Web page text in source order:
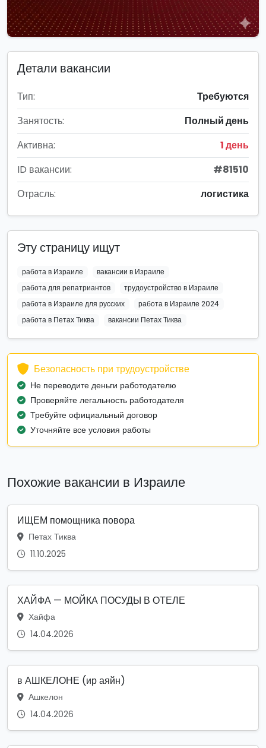
Детали вакансии
Тип:
Требуются
Занятость:
Полный день
Активна:
1 день
ID вакансии:
#81510
Отрасль:
логистика
Эту страницу ищут
работа в Израиле
вакансии в Израиле
работа для репатриантов
трудоустройство в Израиле
работа в Израиле для русских
работа в Израиле 2024
работа в Петах Тиква
вакансии Петах Тиква
Безопасность при трудоустройстве
Не переводите деньги работодателю
Проверяйте легальность работодателя
Требуйте официальный договор
Уточняйте все условия работы
Похожие вакансии в Израиле
ИЩЕМ помощника повора
Петах Тиква
11.10.2025
ХАЙФА — МОЙКА ПОСУДЫ В ОТЕЛЕ
Хайфа
14.04.2026
в АШКЕЛОНЕ (ир аяйн)
Ашкелон
14.04.2026